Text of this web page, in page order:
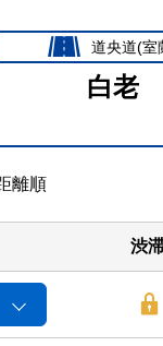
道央道(室
白老
離順
渋